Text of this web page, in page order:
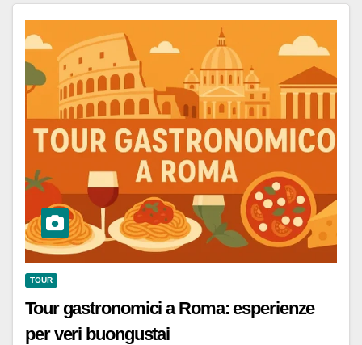
TOUR
Tour gastronomici a Roma: esperienze
per veri buongustai